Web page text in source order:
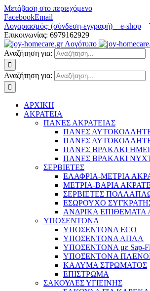
Μετάβαση στο περιεχόμενο
FacebookEmail
Λογαριασμός: (σύνδεση-εγγραφή) e-shop
Επικοινωνίας: 6979162929
Αναζήτηση για:
Αναζήτηση για:
ΑΡΧΙΚΗ
ΑΚΡΑΤΕΙΑ
ΠΑΝΕΣ ΑΚΡΑΤΕΙΑΣ
ΠΑΝΕΣ
ΠΑΝΕΣ
ΠΑΝΕΣ ΒΡΑΚΑΚΙ
ΠΑΝΕΣ ΒΡΑΚΑΚΙ
ΣΕΡΒΙΕΤΕΣ
ΕΛΑΦΡΙΑ-ΜΕΤΡΙΑ
ΜΕΤΡΙΑ-ΒΑΡΙΑ
ΣΕΡΒΙΕΤΕΣ
ΕΣΩΡΟΥΧΟ
ΑΝΔΡΙΚΑ ΕΠΙΘΕΜΑΤΑ
ΥΠΟΣΕΝΤΟΝΑ
ΥΠΟΣΕΝΤΟΝΑ ECO
ΥΠΟΣΕΝΤΟΝΑ ΑΠΛΑ
ΥΠΟΣΕΝΤΟΝΑ με Sap-
ΥΠΟΣΕΝΤΟΝΑ
ΚΑΛΥΜΑ ΣΤΡΩΜΑΤΟΣ
ΕΠΙΣΤΡΩΜΑ
ΣΑΚΟΥΛΕΣ ΥΓΙΕΙΝΗΣ